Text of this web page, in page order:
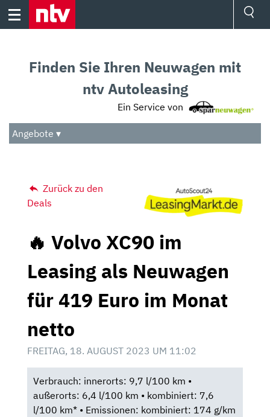
Skip
Audio
Das Beste
Finden Sie Ihren Neuwagen mit
ntv Autoleasing
Ein Service von
Angebote ▾
Zurück zu den
Deals
🔥 Volvo XC90 im
Leasing als Neuwagen
für 419 Euro im Monat
netto
FREITAG, 18. AUGUST 2023 UM 11:02
Verbrauch: innerorts: 9,7 l/100 km •
außerorts: 6,4 l/100 km • kombiniert: 7,6
l/100 km* • Emissionen: kombiniert: 174 g/km